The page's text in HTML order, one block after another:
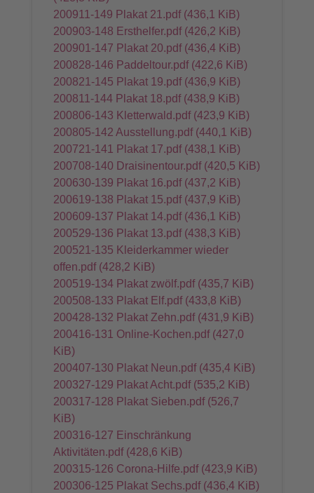
200911-149 Plakat 21.pdf (436,1 KiB)
200903-148 Ersthelfer.pdf (426,2 KiB)
200901-147 Plakat 20.pdf (436,4 KiB)
200828-146 Paddeltour.pdf (422,6 KiB)
200821-145 Plakat 19.pdf (436,9 KiB)
200811-144 Plakat 18.pdf (438,9 KiB)
200806-143 Kletterwald.pdf (423,9 KiB)
200805-142 Ausstellung.pdf (440,1 KiB)
200721-141 Plakat 17.pdf (438,1 KiB)
200708-140 Draisinentour.pdf (420,5 KiB)
200630-139 Plakat 16.pdf (437,2 KiB)
200619-138 Plakat 15.pdf (437,9 KiB)
200609-137 Plakat 14.pdf (436,1 KiB)
200529-136 Plakat 13.pdf (438,3 KiB)
200521-135 Kleiderkammer wieder
offen.pdf (428,2 KiB)
200519-134 Plakat zwölf.pdf (435,7 KiB)
200508-133 Plakat Elf.pdf (433,8 KiB)
200428-132 Plakat Zehn.pdf (431,9 KiB)
200416-131 Online-Kochen.pdf (427,0
KiB)
200407-130 Plakat Neun.pdf (435,4 KiB)
200327-129 Plakat Acht.pdf (535,2 KiB)
200317-128 Plakat Sieben.pdf (526,7
KiB)
200316-127 Einschränkung
Aktivitäten.pdf (428,6 KiB)
200315-126 Corona-Hilfe.pdf (423,9 KiB)
200306-125 Plakat Sechs.pdf (436,4 KiB)